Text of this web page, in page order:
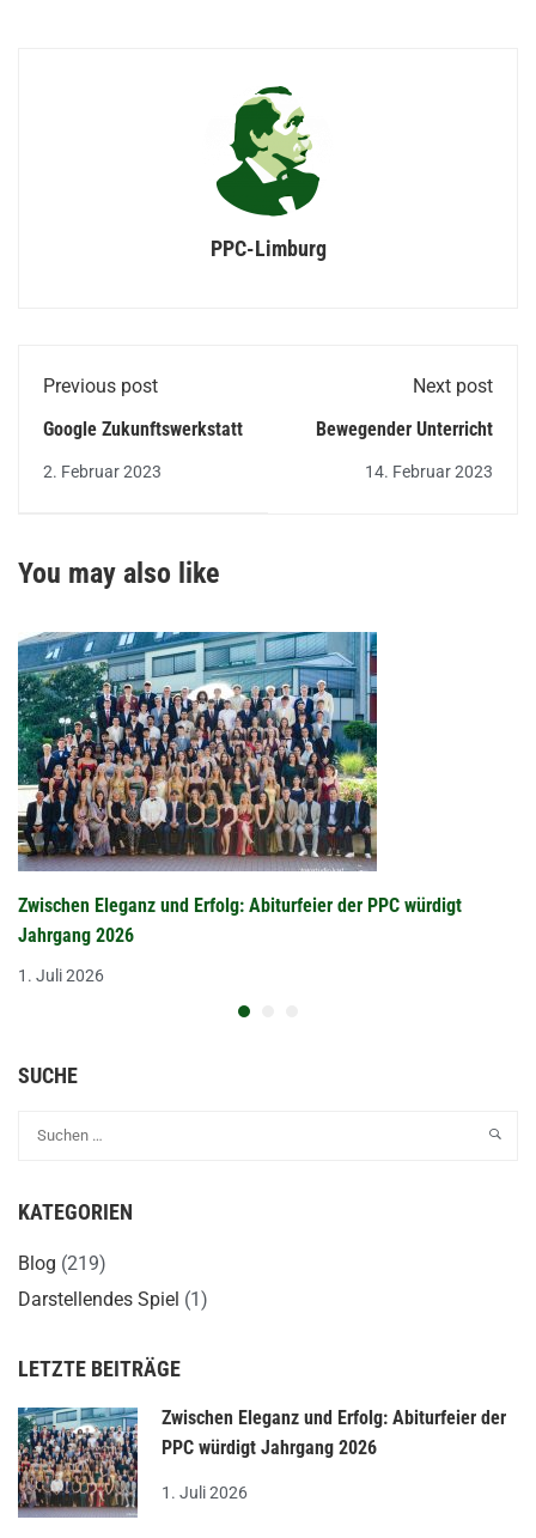
PPC-Limburg
Previous post
Google Zukunftswerkstatt
2. Februar 2023
Next post
Bewegender Unterricht
14. Februar 2023
You may also like
Zwischen Eleganz und Erfolg: Abiturfeier der PPC würdigt
Jahrgang 2026
1. Juli 2026
SUCHE
KATEGORIEN
Blog (219)
Darstellendes Spiel (1)
LETZTE BEITRÄGE
Zwischen Eleganz und Erfolg: Abiturfeier der
PPC würdigt Jahrgang 2026
1. Juli 2026